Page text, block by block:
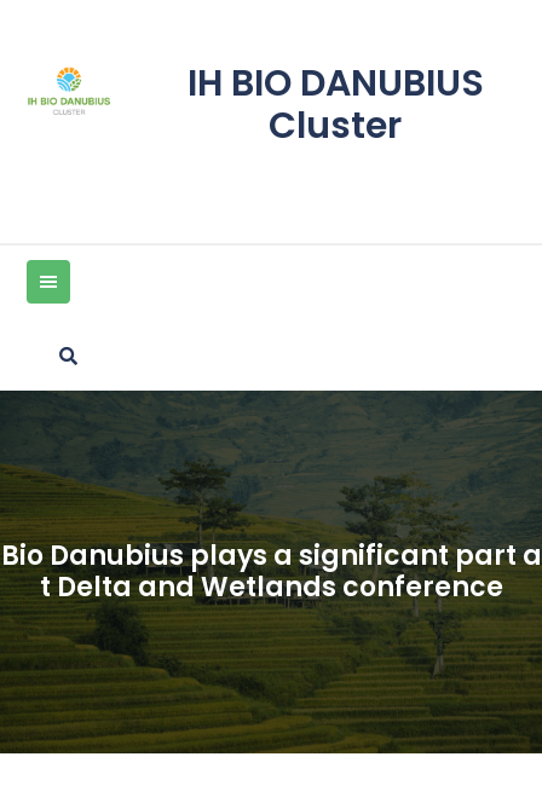
content
IH BIO DANUBIUS
Cluster
Bio Danubius plays a significant part a
t Delta and Wetlands conference